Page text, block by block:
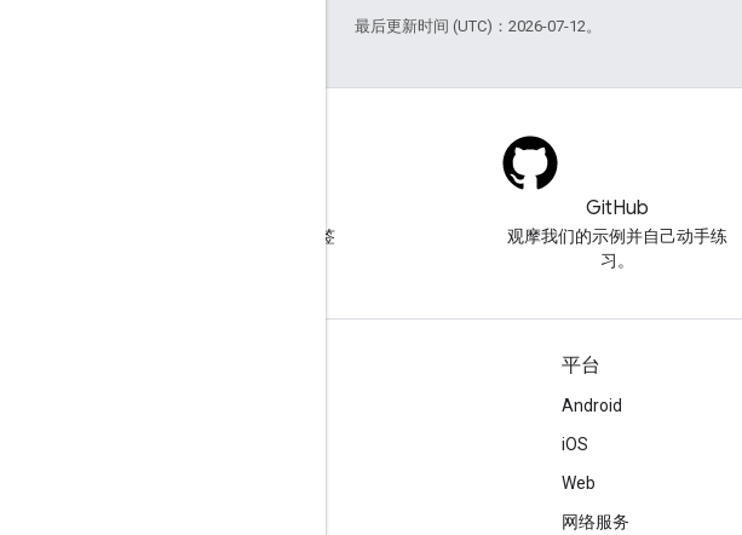
最后更新时间 (UTC)：2026-07-12。
在 google-maps-sdk-ios 标签
GitHub
观摩我们的示例并自己动手练
习。
平台
Android
iOS
Web
网络服务